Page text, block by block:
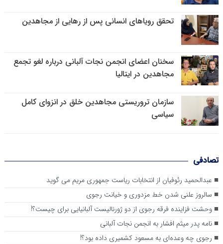
تحقق رویاهای انسانی پس از رهایی از مجاهدین
سخنان اعضای انجمن نجات آلبانی درباره لغو تجمع
مجاهدین در ایتالیا
سازمان تروریستی مجاهدین خلق در انزوای کامل
سیاسی
تصادفی
عبدالحمید رئوفیان از انتخابات ریاست جمهوری مریم می گوید
سالروز علنی شدن خط مزدوری و خیانت رجوی
وحشت فزاینده فرقه رجوی از دو ژورنالیست آلبانیایی برای چیست؟!
نامه پدر میثم افشار به انجمن نجات آلبانی
رجوی چه وعده‌ای به مسعود کشمیری داده بود؟!